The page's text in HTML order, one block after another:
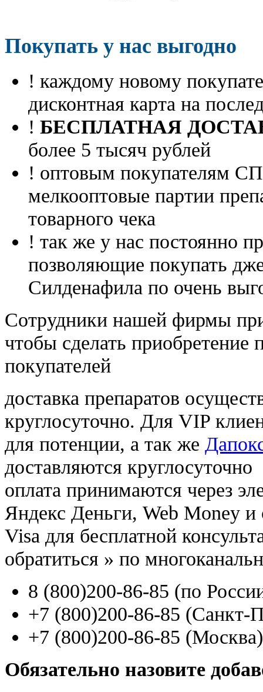
Покупать у нас выгодно
! каждому новому
дисконтная карта на
! БЕСПЛАТНАЯ
более 5 тысяч рублей
! оптовым покупателям
мелкооптовые партии
товарного чека
! так же у нас постоянно
позволяющие покупать
Силденафила по очень
Cотрудники нашей фирмы
чтобы сделать приобретение
покупателей
доставка препаратов
круглосуточно. Для VIP
для потенции, а так же
доставляются круглосуточно
оплата принимаются через
Яндекс Деньги, Web Money и
Visa для бесплатной
обратиться » по
8 (800)200-86-85 (по
+7 (800)200-86-85 (Санкт-
+7 (800)200-86-85 (Москва)
Обязательно назовите